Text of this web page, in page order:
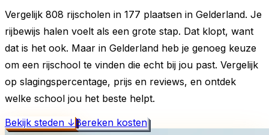
Vergelijk 808 rijscholen in 177 plaatsen in Gelderland. Je
rijbewijs halen voelt als een grote stap. Dat klopt, want
dat is het ook. Maar in Gelderland heb je genoeg keuze
om een rijschool te vinden die echt bij jou past. Vergelijk
op slagingspercentage, prijs en reviews, en ontdek
welke school jou het beste helpt.
Bekijk steden ↓Bereken kosten